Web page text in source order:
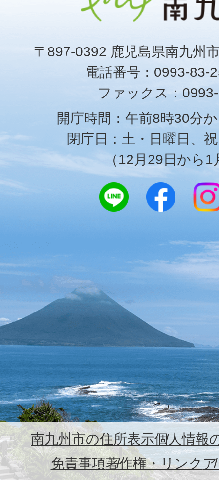
〒897-0392 鹿児島県南九州
電話番号：0993-83-
ファックス：
開庁時間：午前8時30分
閉庁日：土・日曜日、
（12月29日から1
南九州市の住所表示個人情報
免責事項著作権・リンク